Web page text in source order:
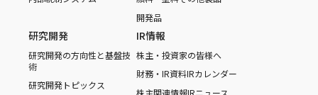
開発品
研究開発
研究開発の方向性と基盤技
術
研究開発トピックス
IR情報
株主・投資家の皆様へ
財務・IR資料IRカレンダー
株主関連情報IRニュース